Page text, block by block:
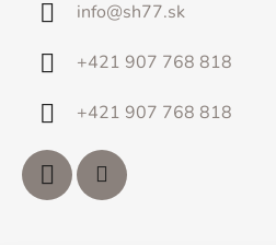
info@sh77.sk
+421 907 768 818
+421 907 768 818